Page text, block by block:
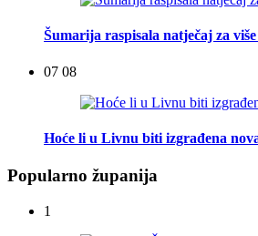
Šumarija raspisala natječaj za
07 08
Hoće li u Livnu biti izgrađena
Popularno županija
1